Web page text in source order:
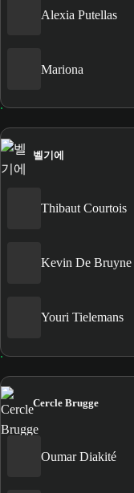
Alexia Putellas
Mariona
벨기에
Thibaut Courtois
Kevin De Bruyne
Youri Tielemans
Cercle Brugge
Oumar Diakité